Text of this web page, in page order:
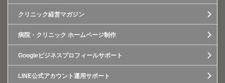
クリニック経営マガジン
病院・クリニック ホームページ制作
Googleビジネスプロフィールサポート
LINE公式アカウント運用サポート